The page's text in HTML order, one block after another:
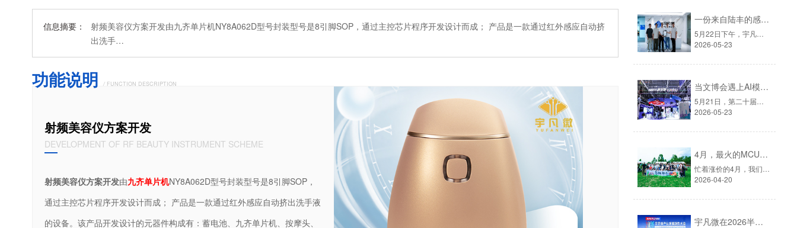
信息摘要：
射频美容仪方案开发由九齐单片机NY8A062D型号封装型号是8引脚SOP，通过主控芯片程序开发设计而成； 产品是一款通过红外感应自动挤
出洗手…
功能说明/ FUNCTION DESCRIPTION
射频美容仪方案开发
DEVELOPMENT OF RF BEAUTY INSTRUMENT SCHEME
射频美容仪方案开发由九齐单片机NY8A062D型号封装型号是8引脚SOP，
通过主控芯片程序开发设计而成； 产品是一款通过红外感应自动挤出洗手液
的设备。该产品开发设计的元器件构成有：蓄电池、九齐单片机、按摩头、
一份来自陆丰的感谢信，见证宇凡微的社会责任之路
5月22日下午，宇凡微迎来了一批特殊的客人。他们是深圳派驻陆丰帮扶工作队的代表：深圳市驻陆丰市河东镇帮扶工作队队长廖雁平（罗湖笋岗街道办副主任）、队员王敏（深圳市政协办公厅一级主任科员）、队员陶龙城（罗湖医院集团）。▲左一深圳市政协办公厅一级主任科员王敏、右二深圳罗湖笋岗街道办副主任廖雁平、右一......
2026-05-23
当文博会遇上AI模块：宇凡微在罗湖展团交出“文化+科技”新答卷
2026-05-23
4月，最火的MCU旺季，我们给员工放了一天"山假"
2026-04-20
宇凡微在2026半导体大会上的思考与行动